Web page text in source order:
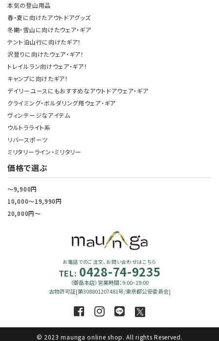
本気の登山用品
春・夏に向けたアウトドアグッズ
冬期・雪山に向けたウェア・ギア
テント泊山行に向けたギア！
沢登りに向けたウェア・ギア！
トレイルラン向けウェア・ギア！
キャンプに向けたギア！
デイリーユースにもおすすめなアウトドアウェア・ギア
クライミング・ボルダリング用ウェア・ギア
ヴィンテージなアイテム
ウルトラライト系
リバースポーツ
ミリタリーライン・ミリタリー
価格で選ぶ
～9,900円
10,000～19,990円
20,000円～
お電話でのご注文、お問い合わせはこちら
TEL: 0428-74-9235
（御岳本店）営業時間：9:00~19:00
古物許可証[第308801207481号/東京都公安委員会]
© 2023 maunga online shop. All rights Reserved.